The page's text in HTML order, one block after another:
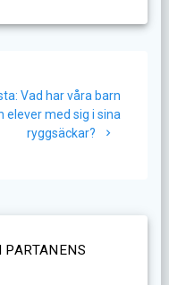
Nästa
inlägg:
Vad har våra barn
elever med sig i sina
ryggsäckar?